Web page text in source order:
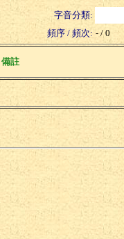
字音分類:
頻序 / 頻次: - / 0
備註